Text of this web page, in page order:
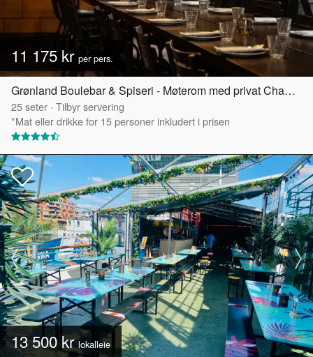
11 175 kr per pers.
Grønland Boulebar & Spiseri - Møterom med privat Chambre Séparée
25seter · Tilbyr servering
*Mat eller drikke for 15 personer inkludert i prisen
13 500 krlokalleie